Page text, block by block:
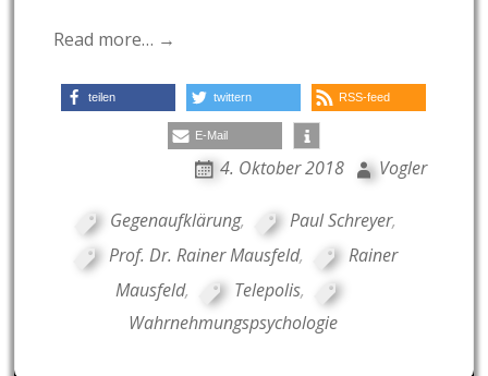
Read more… →
teilen twittern RSS-feed
E-Mail
4. Oktober 2018 Vogler
Gegenaufklärung, Paul Schreyer,
Prof. Dr. Rainer Mausfeld,
Rainer
Mausfeld, Telepolis,
Wahrnehmungspsychologie